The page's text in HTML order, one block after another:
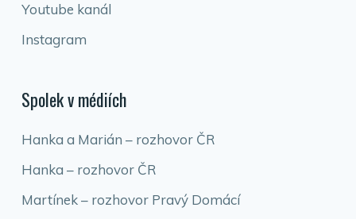
Youtube kanál
Instagram
Spolek v médiích
Hanka a Marián – rozhovor ČR
Hanka – rozhovor ČR
Martínek – rozhovor Pravý Domácí